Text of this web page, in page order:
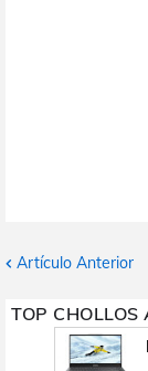
Artículo Anterior
TOP CHOLLOS